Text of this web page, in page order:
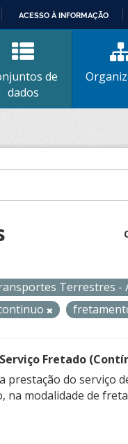
ACESSO À INFORMAÇÃO
de
dados
Terrestres -
Fretado
prestação do
modalidade de